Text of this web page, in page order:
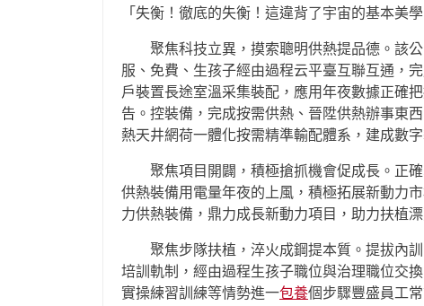
「失衡！徹底的失衡！這違背了宇宙的基本美
聚焦科技立異，摸索聰明供熱提品德。該
服、免費、生孩子經由過程云平臺互聯互通，
戶裝置長途室溫采集裝配，應用年夜數據正確
告。控裝備，完成按需供熱、晉陞供熱辦事東
熱天井網荷一體化按需精準輸配體系，建成數
聚焦項目開闢，積極搶抓機會促成長。正
供熱裝備用電量年夜的上風，積極拓展新動力
力供熱裝備，鼎力成長新動力項目，助力扶植漂
聚焦步隊扶植，淬火成鋼提本質。提拔內
培訓軌制，經由過程生孩子職位與治理職位交
實操練習訓練等情勢進一包養個步驟豐盛員工